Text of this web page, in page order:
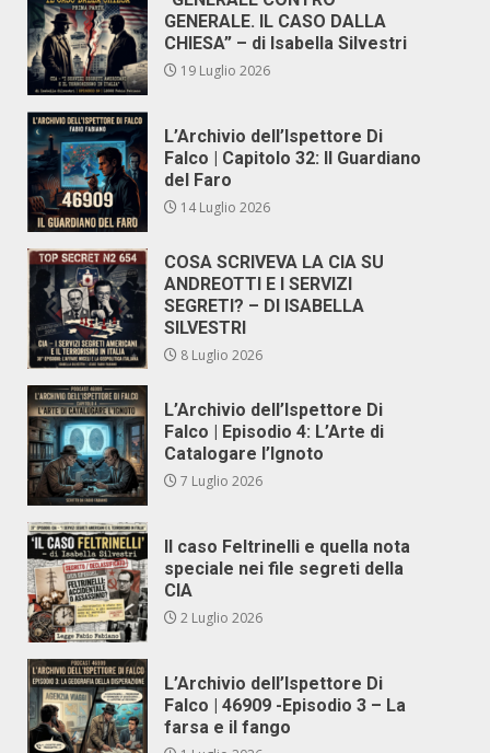
GENERALE. IL CASO DALLA
CHIESA” – di Isabella Silvestri
19 Luglio 2026
L’Archivio dell’Ispettore Di
Falco | Capitolo 32: Il Guardiano
del Faro
14 Luglio 2026
COSA SCRIVEVA LA CIA SU
ANDREOTTI E I SERVIZI
SEGRETI? – DI ISABELLA
SILVESTRI
8 Luglio 2026
L’Archivio dell’Ispettore Di
Falco | Episodio 4: L’Arte di
Catalogare l’Ignoto
7 Luglio 2026
Il caso Feltrinelli e quella nota
speciale nei file segreti della
CIA
2 Luglio 2026
L’Archivio dell’Ispettore Di
Falco | 46909 -Episodio 3 – La
farsa e il fango